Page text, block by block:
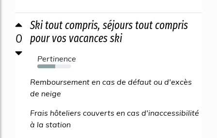
0
Ski tout compris, séjours tout compris
pour vos vacances ski
Pertinence
53%
Remboursement en cas de défaut ou d'excès
de neige
Frais hôteliers couverts en cas d'inaccessibilité
à la station